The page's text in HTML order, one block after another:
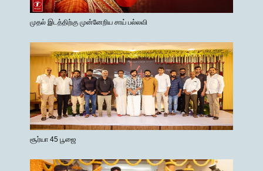
முதல் இடத்திற்கு முன்னேறிய சாய் பல்லவி
சூர்யா 45 பூஜை